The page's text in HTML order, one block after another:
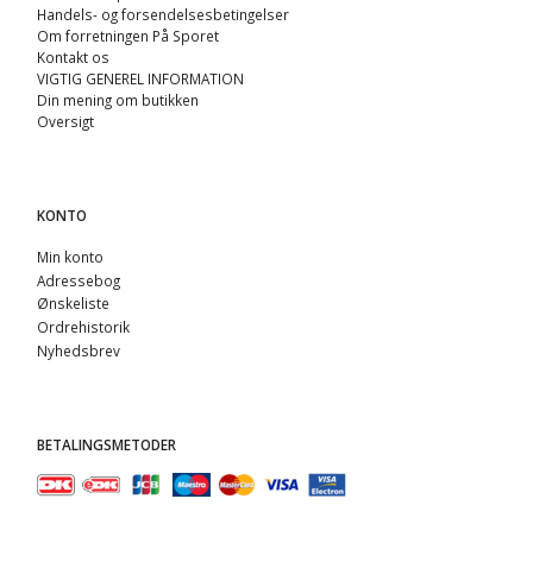
Handels- og forsendelsesbetingelser
Om forretningen På Sporet
Kontakt os
VIGTIG GENEREL INFORMATION
Din mening om butikken
Oversigt
KONTO
Min konto
Adressebog
Ønskeliste
Ordrehistorik
Nyhedsbrev
BETALINGSMETODER